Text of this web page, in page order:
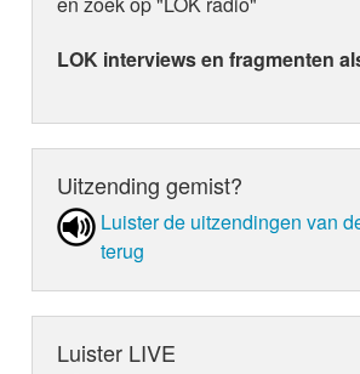
LOK interviews en fragmenten
Uitzending gemist?
Luister de uit­zen­din­gen van
terug
Luister LIVE